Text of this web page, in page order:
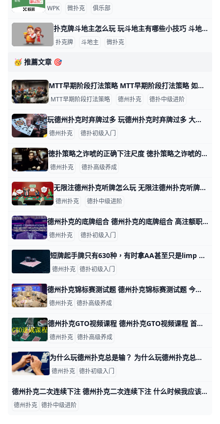
WPK 微扑克 俱乐部
扑克牌斗地主怎么玩 玩斗地主有哪些小技巧 斗地主游戏玩法指南 扑克牌斗地主是一种三人玩的争先型牌类游戏，每局牌有一个玩家是“地主”，独自对抗另两个组成同盟的玩家。斗地主玩法比较简单，发牌时，庄家先从牌堆
扑克牌 斗地主 微扑克
🥳 推薦文章 🎯
MTT早期阶段打法策略 MTT早期阶段打法策略 如果你用打常规桌的方法去打MTT，那你是在犯大错。无论在MTT的任何阶段，你这样做都是错误的。今天我们就MTT早期谈论
MTT早期阶段打法策略 德州扑克 德扑中级进阶
玩德州扑克时弃牌过多 玩德州扑克时弃牌过多 大部分德州扑克玩家的进阶之路都很相似。 他们初学的时候都会经历“鱼call”阶段——跟注过多，弃牌太少。吃了亏以后，他们开
德州扑克 德扑初级入门
徳扑策略之诈唬的正确下注尺度 徳扑策略之诈唬的正确下注尺度 牌手们通常对于不同的下注尺度放弃不同强度的牌。拿着坚果牌，他们从不弃牌；拿着空气牌，他们要么诈唬加注，要么弃牌。
德州扑克 德扑高级养成
无限注德州扑克听牌怎么玩 无限注德州扑克听牌怎么玩 盈利扑克的关键就是做决策时有正的期望值，比如让你的平均收入大于你的平均支出的决策。在某些情况下，判断决策是否有正的期
德州扑克 德扑中级进阶
德州扑克的底牌组合 德州扑克的底牌组合 高注额职业牌手有一个秘密武器。如果使用正确，这个秘密武器将起到以下作用： 在你诈唬时迫使对手更多地弃牌。 在你做价值下注时引诱
德州扑克 德扑初级入门
短牌起手牌只有630种，有时拿AA甚至只是limp 短牌起手牌只有630种，有时拿AA甚至只是limp 短牌也叫6+扑克，因为2-3-4-5这些小牌被抽掉，所以大家很容易中牌，容易中牌导致入局范
德州扑克 德扑初级入门
德州扑克锦标赛测试题 德州扑克锦标赛测试题 今天放送的8道题，是用来测测大家对于德州扑克锦标赛策略的掌握程度。 ps：答案&解析及匹配pro会在文章末尾公布。
德州扑克 德扑高级养成
德州扑克GTO视频课程 德州扑克GTO视频课程 首先让我们来科普一下，什么是GTO策略？ GTO是英文GameTheory Optimal的缩写，翻译成直白的中文意思就是
德州扑克 德扑高级养成
为什么玩德州扑克总是输？ 为什么玩德州扑克总是输？ 1 过于自负 通常情况下，笨拙的玩家不太顾及自己的利益，因为他们想向牌桌上的其他玩家证明自己。对于这类人，打法漂亮胜过做
德州扑克 德扑初级入门
德州扑克二次连续下注 德州扑克二次连续下注 什么时候我应该在转牌圈做二次连续下注？ 定义：二次连续下注（double barrel）是指在对手跟注翻牌圈持续下注后，在转
德州扑克 德扑中级进阶